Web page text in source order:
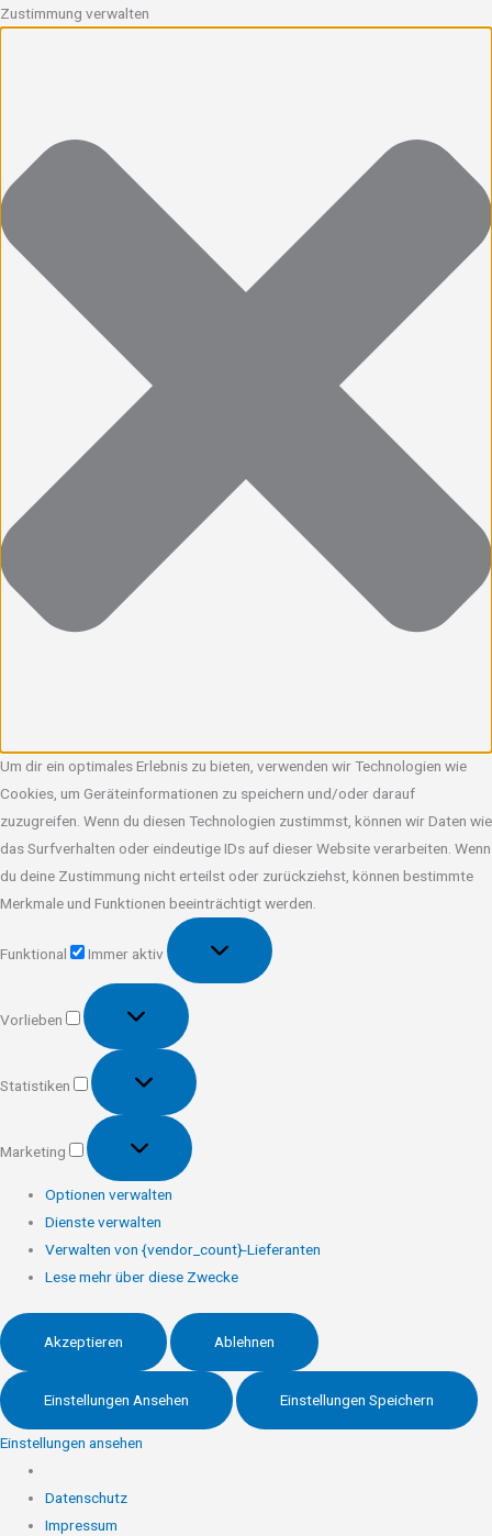
Zustimmung verwalten
Um dir ein optimales Erlebnis zu bieten, verwenden wir Technologien wie
Cookies, um Geräteinformationen zu speichern und/oder darauf
zuzugreifen. Wenn du diesen Technologien zustimmst, können wir Daten wie
das Surfverhalten oder eindeutige IDs auf dieser Website verarbeiten. Wenn
du deine Zustimmung nicht erteilst oder zurückziehst, können bestimmte
Merkmale und Funktionen beeinträchtigt werden.
Funktional
Immer aktiv
Vorlieben
Vorlieben
Statistiken
Statistiken
Marketing
Marketing
Optionen verwalten
Dienste verwalten
Verwalten von {vendor_count}-Lieferanten
Lese mehr über diese Zwecke
Akzeptieren Ablehnen
Einstellungen Ansehen Einstellungen Speichern
Einstellungen ansehen
Datenschutz
Impressum